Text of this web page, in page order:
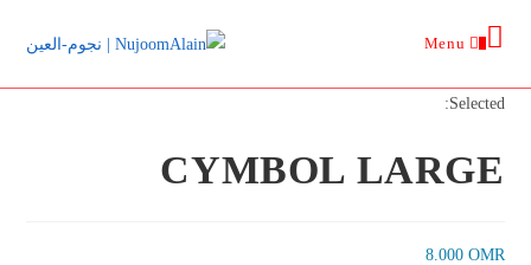
Menu
Selected:
CYMBOL LARGE
8.000 OMR